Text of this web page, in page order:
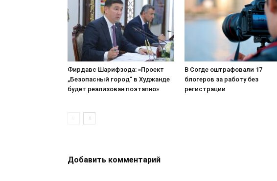
Фирдавс Шарифзода: «Проект
„Безопасный город“ в Худжанде
будет реализован поэтапно»
В Согде оштрафовали 17
блогеров за работу без
регистрации
Добавить комментарий